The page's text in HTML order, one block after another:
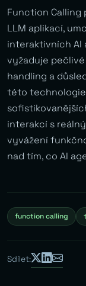
Function Calling
LLM aplikací,
interaktivních AI
vyžaduje
handling a
této technologie
interakcí s
vyvážení
nad tím, co AI
function calling
Sdílet: